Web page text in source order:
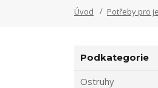
Úvod Potřeby pro
Podkategorie
Ostruhy